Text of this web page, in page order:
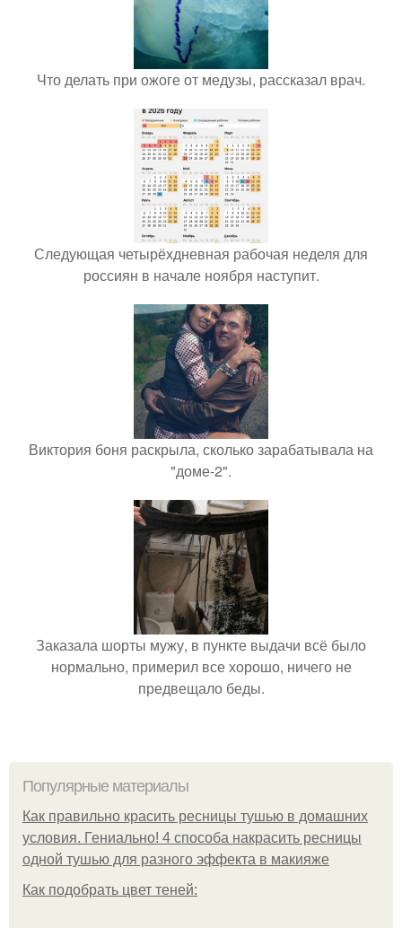
Что делать при ожоге от медузы, рассказал врач.
Следующая четырёхдневная рабочая неделя для
россиян в начале ноября наступит.
Виктория боня раскрыла, сколько зарабатывала на
"доме-2".
Заказала шорты мужу, в пункте выдачи всё было
нормально, примерил все хорошо, ничего не
предвещало беды.
Популярные материалы
Как правильно красить ресницы тушью в домашних
условия. Гениально! 4 способа накрасить ресницы
одной тушью для разного эффекта в макияже
Как подобрать цвет теней: